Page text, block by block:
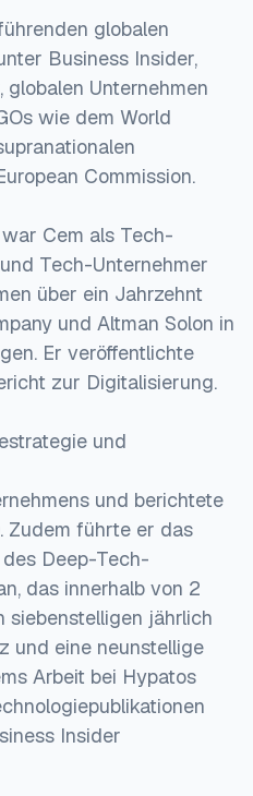
globalen
Business Insider,
globalen Unternehmen
wie dem World
Commission.
Cem als Tech-
Tech-Unternehmer
über ein Jahrzehnt
und Altman Solon in
Er veröffentlichte
zur Digitalisierung.
und
und berichtete
Zudem führte er das
Deep-Tech-
das innerhalb von 2
siebenstelligen jährlich
und eine neunstellige
Arbeit bei Hypatos
Insider